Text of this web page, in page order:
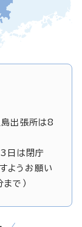
出張所は8
日は閉庁
ようお願い
で）